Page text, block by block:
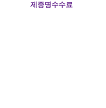
제증명수수료